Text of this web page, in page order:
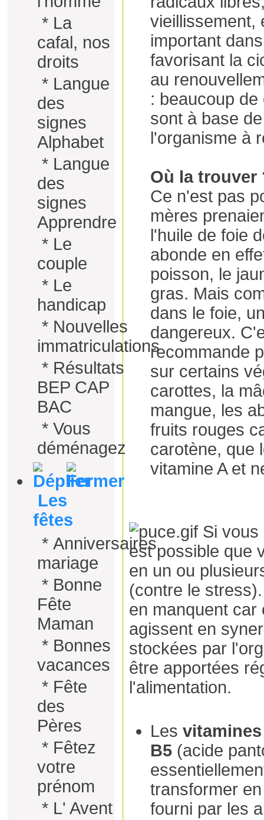
* La
cafal, nos
droits
* Langue
des
signes
Alphabet
* Langue
des
signes
Apprendre
* Le
couple
* Le
handicap
* Nouvelles
immatriculations
* Résultats
BEP CAP
BAC
* Vous
déménagez
Les
fêtes
* Anniversaires
mariage
* Bonne
Fête
Maman
* Bonnes
vacances
* Fête
des
Pères
* Fêtez
votre
prénom
* L' Avent
vieillissement,
important
favorisant la
au
: beaucoup
sont à base
l'organisme à
Où la trouver
Ce n'est pas
mères
l'huile de foie
abonde en
poisson, le
gras. Mais
dans le foie,
dangereux.
recommande
sur certains
carottes, la
mangue, les
fruits rouges
carotène, que
vitamine A et
Si
est possible que
en un ou
(contre le
en manquent car
agissent en
stockées par
être apportées
l'alimentation.
Les
B5 (acide
transformer
fourni par les